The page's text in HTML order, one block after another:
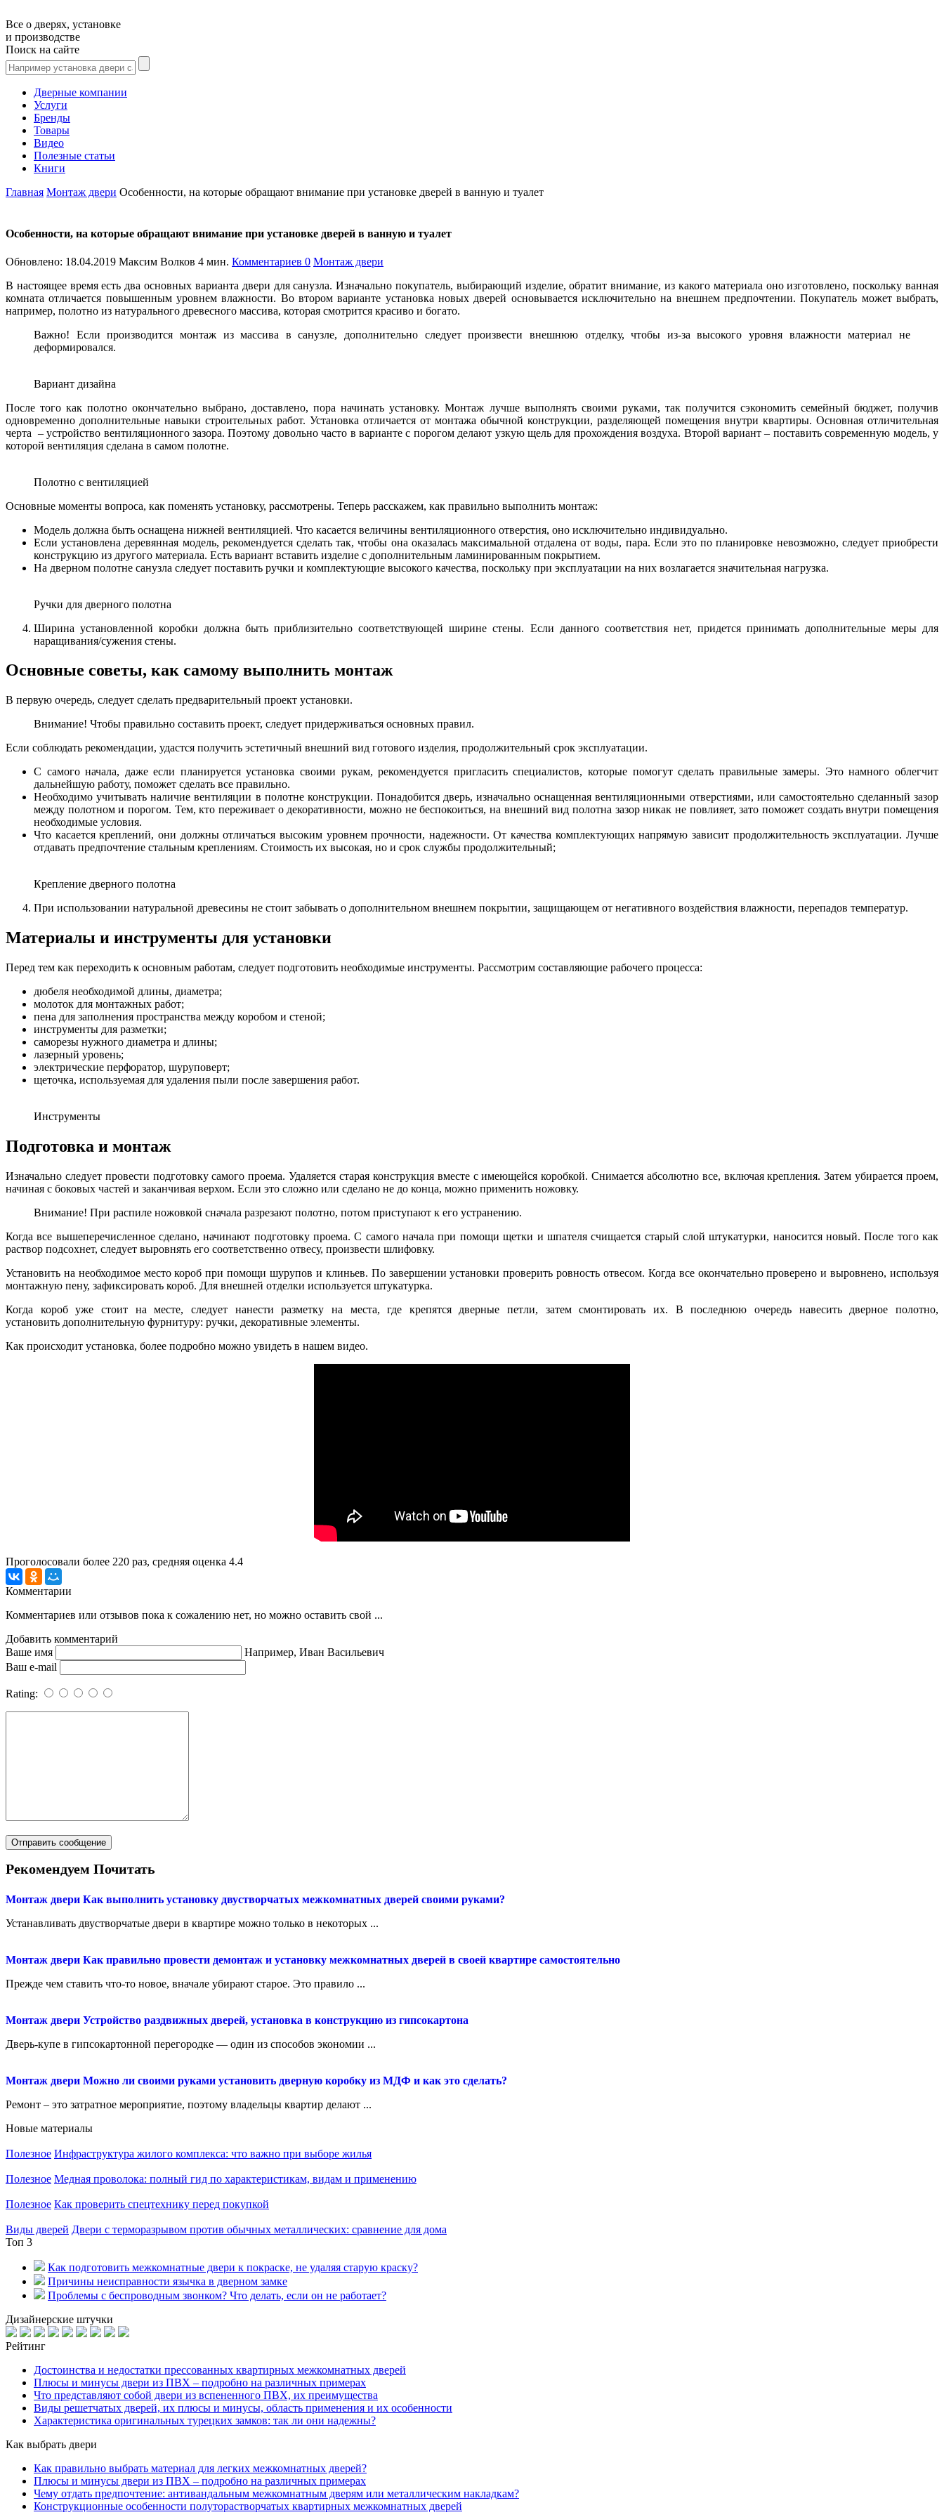
Все о дверях, установке
и производстве
Поиск на сайте
Дверные компании
Услуги
Бренды
Товары
Видео
Полезные статьи
Книги
Главная Монтаж двери Особенности, на которые обращают внимание при установке дверей в ванную и туалет
Особенности, на которые обращают внимание при установке дверей в ванную и туалет
Обновлено: 18.04.2019 Максим Волков 4 мин. Комментариев 0 Монтаж двери
В настоящее время есть два основных варианта двери для санузла. Изначально покупатель, выбирающий изделие, обратит внимание, из какого материала оно изготовлено, поскольку ванная
комната отличается повышенным уровнем влажности. Во втором варианте установка новых дверей основывается исключительно на внешнем предпочтении. Покупатель может выбрать,
например, полотно из натурального древесного массива, которая смотрится красиво и богато.
Важно! Если производится монтаж из массива в санузле, дополнительно следует произвести внешнюю отделку, чтобы из-за высокого уровня влажности материал не
деформировался.
Вариант дизайна
После того как полотно окончательно выбрано, доставлено, пора начинать установку. Монтаж лучше выполнять своими руками, так получится сэкономить семейный бюджет, получив
одновременно дополнительные навыки строительных работ. Установка отличается от монтажа обычной конструкции, разделяющей помещения внутри квартиры. Основная отличительная
черта – устройство вентиляционного зазора. Поэтому довольно часто в варианте с порогом делают узкую щель для прохождения воздуха. Второй вариант – поставить современную модель, у
которой вентиляция сделана в самом полотне.
Полотно с вентиляцией
Основные моменты вопроса, как поменять установку, рассмотрены. Теперь расскажем, как правильно выполнить монтаж:
Модель должна быть оснащена нижней вентиляцией. Что касается величины вентиляционного отверстия, оно исключительно индивидуально.
Если установлена деревянная модель, рекомендуется сделать так, чтобы она оказалась максимальной отдалена от воды, пара. Если это по планировке невозможно, следует приобрести
конструкцию из другого материала. Есть вариант вставить изделие с дополнительным ламинированным покрытием.
На дверном полотне санузла следует поставить ручки и комплектующие высокого качества, поскольку при эксплуатации на них возлагается значительная нагрузка.
Ручки для дверного полотна
Ширина установленной коробки должна быть приблизительно соответствующей ширине стены. Если данного соответствия нет, придется принимать дополнительные меры для
наращивания/сужения стены.
Основные советы, как самому выполнить монтаж
В первую очередь, следует сделать предварительный проект установки.
Внимание! Чтобы правильно составить проект, следует придерживаться основных правил.
Если соблюдать рекомендации, удастся получить эстетичный внешний вид готового изделия, продолжительный срок эксплуатации.
С самого начала, даже если планируется установка своими рукам, рекомендуется пригласить специалистов, которые помогут сделать правильные замеры. Это намного облегчит
дальнейшую работу, поможет сделать все правильно.
Необходимо учитывать наличие вентиляции в полотне конструкции. Понадобится дверь, изначально оснащенная вентиляционными отверстиями, или самостоятельно сделанный зазор
между полотном и порогом. Тем, кто переживает о декоративности, можно не беспокоиться, на внешний вид полотна зазор никак не повлияет, зато поможет создать внутри помещения
необходимые условия.
Что касается креплений, они должны отличаться высоким уровнем прочности, надежности. От качества комплектующих напрямую зависит продолжительность эксплуатации. Лучше
отдавать предпочтение стальным креплениям. Стоимость их высокая, но и срок службы продолжительный;
Крепление дверного полотна
При использовании натуральной древесины не стоит забывать о дополнительном внешнем покрытии, защищающем от негативного воздействия влажности, перепадов температур.
Материалы и инструменты для установки
Перед тем как переходить к основным работам, следует подготовить необходимые инструменты. Рассмотрим составляющие рабочего процесса:
дюбеля необходимой длины, диаметра;
молоток для монтажных работ;
пена для заполнения пространства между коробом и стеной;
инструменты для разметки;
саморезы нужного диаметра и длины;
лазерный уровень;
электрические перфоратор, шуруповерт;
щеточка, используемая для удаления пыли после завершения работ.
Инструменты
Подготовка и монтаж
Изначально следует провести подготовку самого проема. Удаляется старая конструкция вместе с имеющейся коробкой. Снимается абсолютно все, включая крепления. Затем убирается проем,
начиная с боковых частей и заканчивая верхом. Если это сложно или сделано не до конца, можно применить ножовку.
Внимание! При распиле ножовкой сначала разрезают полотно, потом приступают к его устранению.
Когда все вышеперечисленное сделано, начинают подготовку проема. С самого начала при помощи щетки и шпателя счищается старый слой штукатурки, наносится новый. После того как
раствор подсохнет, следует выровнять его соответственно отвесу, произвести шлифовку.
Установить на необходимое место короб при помощи шурупов и клиньев. По завершении установки проверить ровность отвесом. Когда все окончательно проверено и выровнено, используя
монтажную пену, зафиксировать короб. Для внешней отделки используется штукатурка.
Когда короб уже стоит на месте, следует нанести разметку на места, где крепятся дверные петли, затем смонтировать их. В последнюю очередь навесить дверное полотно,
установить дополнительную фурнитуру: ручки, декоративные элементы.
Как происходит установка, более подробно можно увидеть в нашем видео.
Проголосовали более 220 раз, средняя оценка 4.4
Комментарии
Комментариев или отзывов пока к сожалению нет, но можно оставить свой ...
Добавить комментарий
Ваше имя
Например, Иван Васильевич
Ваш e-mail
Rating:
Рекомендуем Почитать
Монтаж двери Как выполнить установку двустворчатых межкомнатных дверей своими руками?
Устанавливать двустворчатые двери в квартире можно только в некоторых ...
Монтаж двери Как правильно провести демонтаж и установку межкомнатных дверей в своей квартире самостоятельно
Прежде чем ставить что-то новое, вначале убирают старое. Это правило ...
Монтаж двери Устройство раздвижных дверей, установка в конструкцию из гипсокартона
Дверь-купе в гипсокартонной перегородке — один из способов экономии ...
Монтаж двери Можно ли своими руками установить дверную коробку из МДФ и как это сделать?
Ремонт – это затратное мероприятие, поэтому владельцы квартир делают ...
Новые материалы
Полезное Инфраструктура жилого комплекса: что важно при выборе жилья
Полезное Медная проволока: полный гид по характеристикам, видам и применению
Полезное Как проверить спецтехнику перед покупкой
Виды дверей Двери с терморазрывом против обычных металлических: сравнение для дома
Топ 3
Как подготовить межкомнатные двери к покраске, не удаляя старую краску?
Причины неисправности язычка в дверном замке
Проблемы с беспроводным звонком? Что делать, если он не работает?
Дизайнерские штучки
Рейтинг
Достоинства и недостатки прессованных квартирных межкомнатных дверей
Плюсы и минусы двери из ПВХ – подробно на различных примерах
Что представляют собой двери из вспененного ПВХ, их преимущества
Виды решетчатых дверей, их плюсы и минусы, область применения и их особенности
Характеристика оригинальных турецких замков: так ли они надежны?
Как выбрать двери
Как правильно выбрать материал для легких межкомнатных дверей?
Плюсы и минусы двери из ПВХ – подробно на различных примерах
Чему отдать предпочтение: антивандальным межкомнатным дверям или металлическим накладкам?
Конструкционные особенности полуторастворчатых квартирных межкомнатных дверей